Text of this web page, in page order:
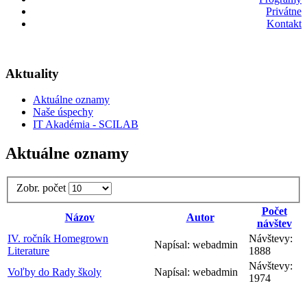
Privátne
Kontakt
Aktuality
Aktuálne oznamy
Naše úspechy
IT Akadémia - SCILAB
Aktuálne oznamy
Zobr. počet
Názov Autor
Počet
návštev
IV. ročník Homegrown
Literature
Napísal: webadmin
Návštevy:
1888
Voľby do Rady školy
Napísal: webadmin
Návštevy:
1974